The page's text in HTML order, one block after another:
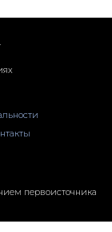
первоисточника